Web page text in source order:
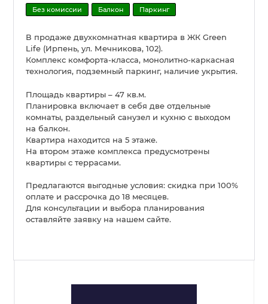
Без комиссии Балкон Паркинг
В продаже двухкомнатная квартира в ЖК Green
Life (Ирпень, ул. Мечникова, 102).
Комплекс комфорта-класса, монолитно-каркасная
технология, подземный паркинг, наличие укрытия.
Площадь квартиры – 47 кв.м.
Планировка включает в себя две отдельные
комнаты, раздельный санузел и кухню с выходом
на балкон.
Квартира находится на 5 этаже.
На втором этаже комплекса предусмотрены
квартиры с террасами.
Предлагаются выгодные условия: скидка при 100%
оплате и рассрочка до 18 месяцев.
Для консультации и выбора планирования
оставляйте заявку на нашем сайте.